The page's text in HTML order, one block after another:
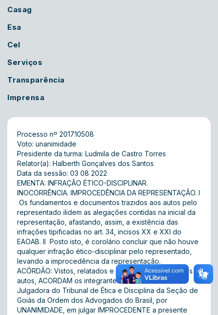
Casag
Esa
Cel
Serviços
Transparência
Imprensa
Processo nº 201710508
Voto: unanimidade
Presidente da turma: Ludmila de Castro Torres
Relator(a): Halberth Gonçalves dos Santos
Data da sessão: 03 08 2022
EMENTA: INFRAÇÃO ÉTICO-DISCIPLINAR.
INOCORRÊNCIA. IMPROCEDÊNCIA DA REPRESENTAÇÃO. I
 Os fundamentos e documentos trazidos aos autos pelo
representado ilidem as alegações contidas na inicial da
representação, afastando, assim, a existência das
infrações tipificadas no art. 34, incisos XX e XXI do
EAOAB. II  Posto isto, é corolário concluir que não houve
qualquer infração ético-disciplinar pelo representado,
levando a improcedência da representação.
ACÓRDÃO: Vistos, relatados e discutidos os presentes
autos, ACORDAM os integrantes da Primeira Turma
Julgadora do Tribunal de Ética e Disciplina da Seção de
Goiás da Ordem dos Advogados do Brasil, por
UNANIMIDADE, em julgar IMPROCEDENTE a presente